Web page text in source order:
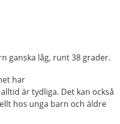
ganska låg, runt 38 grader.
har
är tydliga. Det kan också
hos unga barn och äldre